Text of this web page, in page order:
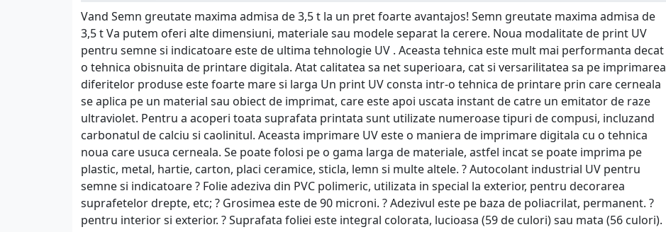
Vand Semn greutate maxima admisa de 3,5 t la un pret foarte avantajos! Semn greutate maxima admisa de
3,5 t Va putem oferi alte dimensiuni, materiale sau modele separat la cerere. Noua modalitate de print UV
pentru semne si indicatoare este de ultima tehnologie UV . Aceasta tehnica este mult mai performanta decat
o tehnica obisnuita de printare digitala. Atat calitatea sa net superioara, cat si versarilitatea sa pe imprimarea
diferitelor produse este foarte mare si larga Un print UV consta intr-o tehnica de printare prin care cerneala
se aplica pe un material sau obiect de imprimat, care este apoi uscata instant de catre un emitator de raze
ultraviolet. Pentru a acoperi toata suprafata printata sunt utilizate numeroase tipuri de compusi, incluzand
carbonatul de calciu si caolinitul. Aceasta imprimare UV este o maniera de imprimare digitala cu o tehnica
noua care usuca cerneala. Se poate folosi pe o gama larga de materiale, astfel incat se poate imprima pe
plastic, metal, hartie, carton, placi ceramice, sticla, lemn si multe altele. ? Autocolant industrial UV pentru
semne si indicatoare ? Folie adeziva din PVC polimeric, utilizata in special la exterior, pentru decorarea
suprafetelor drepte, etc; ? Grosimea este de 90 microni. ? Adezivul este pe baza de poliacrilat, permanent. ?
pentru interior si exterior. ? Suprafata foliei este integral colorata, lucioasa (59 de culori) sau mata (56 culori).